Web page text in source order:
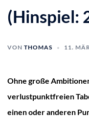
(Hinspiel:
VON THOMAS 11.
Ohne große
verlustpunktfreien
einen oder anderen